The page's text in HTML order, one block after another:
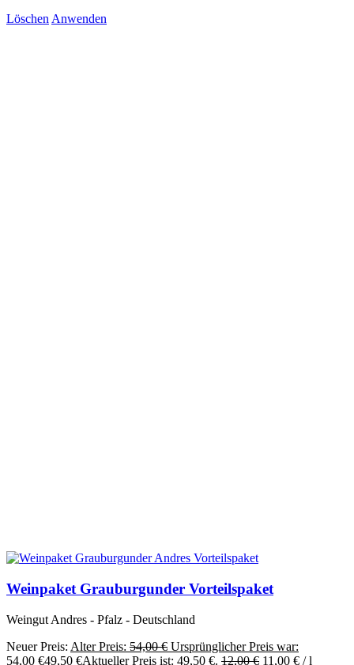
Löschen Anwenden
Weinpaket Grauburgunder Vorteilspaket
Weingut Andres - Pfalz - Deutschland
Neuer Preis: Alter Preis: 54,00€ Ursprünglicher Preis war:
54,00 €49,50 €Aktueller Preis ist: 49,50 €. 12,00€ 11,00 € /l